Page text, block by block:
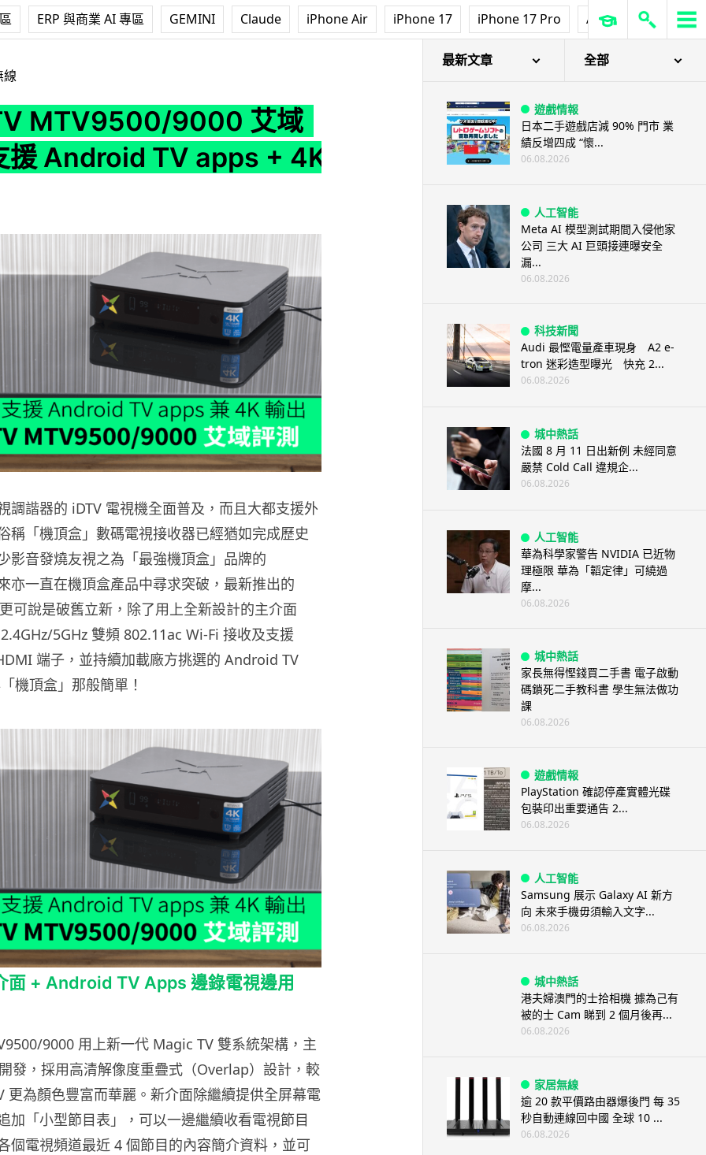
ERP 與商業 AI 專區 GEMINI Claude iPhone Air iPhone 17 iPhone 17 Pro AirPods Pro 3
線
MTV9500/9000 艾域
援 Android TV apps + 4K
調諧器的 iDTV 電視機全面普及，而且大都支援外
稱「機頂盒」數碼電視接收器已經猶如完成歷史
影音發燒友視之為「最強機頂盒」品牌的
亦一直在機頂盒產品中尋求突破，最新推出的
可說是破舊立新，除了用上全新設計的主介面
5GHz 雙頻 802.11ac Wi-Fi 接收及支援
端子，並持續加載廠方挑選的 Android TV
機頂盒」那般簡單！
面 + Android TV Apps 邊錄電視邊用
9000 用上新一代 Magic TV 雙系統架構，主
發，採用高清解像度重疊式（Overlap）設計，較
更為顏色豐富而華麗。新介面除繼續提供全屏幕電
加「小型節目表」，可以一邊繼續收看電視節目
個電視頻道最近 4 個節目的內容簡介資料，並可
最新文章 全部
遊戲情報
日本二手遊戲店減 90% 門市 業
績反增四成 “懷...
06.08.2026
人工智能
Meta AI 模型測試期間入侵他家
公司 三大 AI 巨頭接連曝安全
漏...
06.08.2026
科技新聞
Audi 最慳電量產車現身 A2 e-
tron 迷彩造型曝光 快充 2...
06.08.2026
城中熱話
法國 8 月 11 日出新例 未經同意
嚴禁 Cold Call 違規企...
06.08.2026
人工智能
華為科學家警告 NVIDIA 已近物
理極限 華為「韜定律」可繞過
摩...
06.08.2026
城中熱話
家長無得慳錢買二手書 電子啟動
碼鎖死二手教科書 學生無法做功
課
06.08.2026
遊戲情報
PlayStation 確認停產實體光碟
包裝印出重要通告 2...
06.08.2026
人工智能
Samsung 展示 Galaxy AI 新方
向 未來手機毋須輸入文字...
06.08.2026
城中熱話
港夫婦澳門的士拾相機 據為己有
被的士 Cam 睇到 2 個月後再...
06.08.2026
家居無線
逾 20 款平價路由器爆後門 每 35
秒自動連線回中國 全球 10 ...
06.08.2026